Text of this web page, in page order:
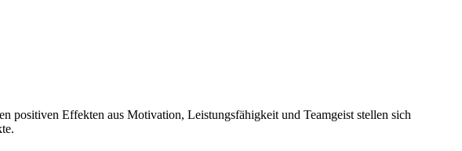
positiven Effekten aus Motivation, Leistungsfähigkeit und Teamgeist stellen sich